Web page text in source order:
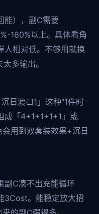
能），副C需要
160%以上。具体看角
人相对低。不够用就换
多输出。
日渡口1」这种"1件时
成「4+1+1+1+1」或
会用到双套装效果+沉日
副C凑不出充能循环
3Cost。能稳定放大招